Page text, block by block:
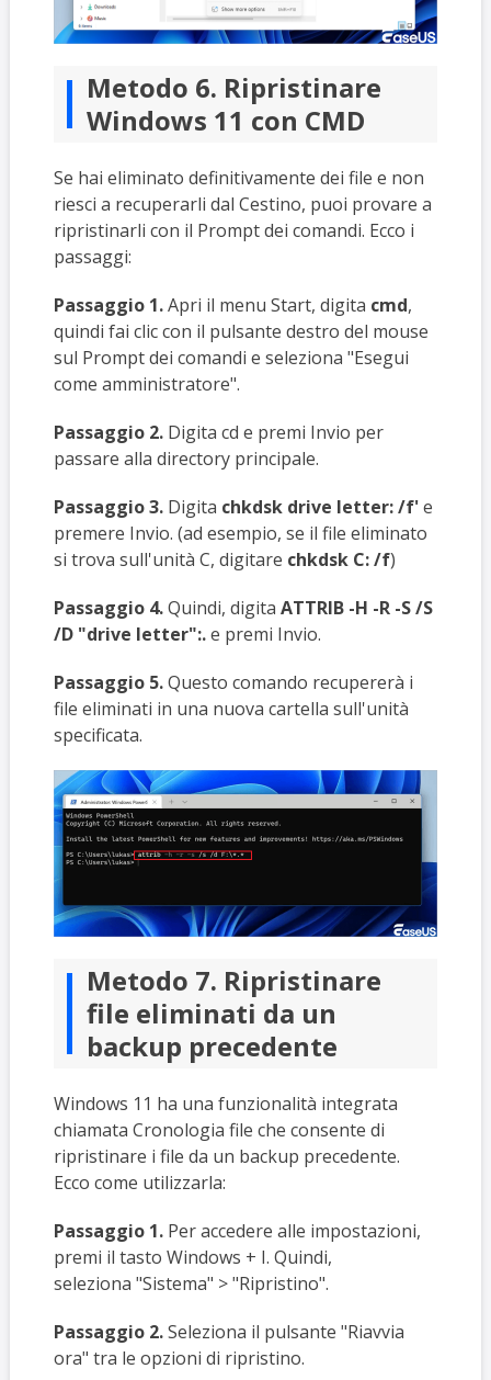
Metodo 6. Ripristinare
Windows 11 con CMD
Se hai eliminato definitivamente dei file e non
riesci a recuperarli dal Cestino, puoi provare a
ripristinarli con il Prompt dei comandi. Ecco i
passaggi:
Passaggio 1.Apri il menu Start, digita cmd,
quindi fai clic con il pulsante destro del mouse
sul Prompt dei comandi e seleziona "Esegui
come amministratore".
Passaggio 2.Digita cd e premi Invio per
passare alla directory principale.
Passaggio 3.Digita chkdsk drive letter: /f'e
premere Invio. (ad esempio, se il file eliminato
si trova sull'unità C, digitare chkdsk C: /f)
Passaggio 4.Quindi, digita ATTRIB -H -R -S /S
/D "drive letter":.e premi Invio.
Passaggio 5.Questo comando recupererà i
file eliminati in una nuova cartella sull'unità
specificata.
Metodo 7. Ripristinare
file eliminati da un
backup precedente
Windows 11 ha una funzionalità integrata
chiamata Cronologia file che consente di
ripristinare i file da un backup precedente.
Ecco come utilizzarla:
Passaggio 1.Per accedere alle impostazioni,
premi il tasto Windows + I. Quindi,
seleziona "Sistema" > "Ripristino".
Passaggio 2.Seleziona il pulsante "Riavvia
ora" tra le opzioni di ripristino.